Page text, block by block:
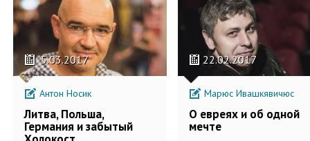
5.03.2017
Антон Носик
Литва, Польша,
Германия и забытый
22.02.2017
Марюс Ивашкявичюс
О евреях и об одной
мечте